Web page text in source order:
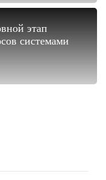
этап
системами